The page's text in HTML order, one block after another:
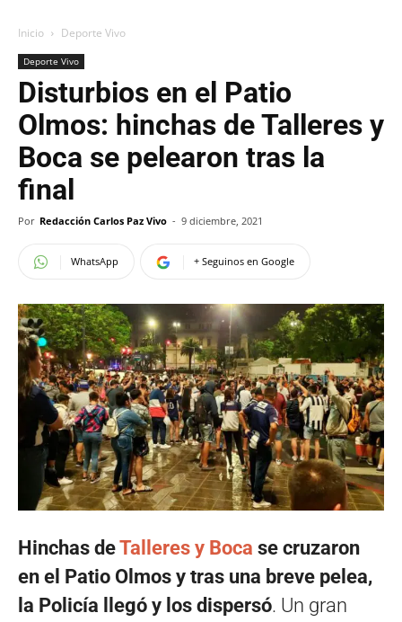
Inicio Deporte Vivo
Deporte Vivo
Disturbios en el Patio
Olmos: hinchas de Talleres y
Boca se pelearon tras la
final
Por Redacción Carlos Paz Vivo - 9 diciembre, 2021
WhatsApp + Seguinos en Google
Hinchas deTalleres y Boca se cruzaron
en el Patio Olmos y tras una breve pelea,
la Policía llegó y los dispersó. Un gran